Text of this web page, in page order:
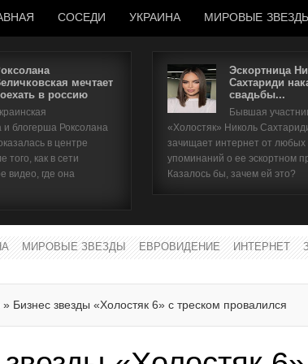
СОСЕДИ УКРАИНА МИРОВЫЕ
мечтает
в россию
блогерша Роксолана
в центре
того, как в сети
видео, где она
Эскортница
Сахтариди
свадьбы...
Бывшая
«Холостяк» Николь
зачищает интернет от любых
упоминаний о ее эскортном
Казалось бы, зачем ей это?
МИРОВЫЕ ЗВЕЗДЫ ЕВРОВИДЕНИЕ ИНТЕРНЕТ
» Бизнес звезды «Холостяк 6» с треском провалился